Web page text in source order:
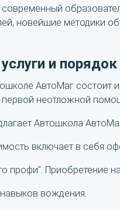
новейшие методики
и порядок
АвтоМаг состоит
неотложной
Автошкола
включает в себя
профи". Приобретение
вождения.